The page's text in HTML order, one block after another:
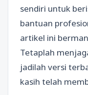
sendiri untuk
bantuan
artikel ini
Tetaplah
jadilah versi
kasih telah